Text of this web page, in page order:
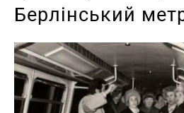
Берлінський